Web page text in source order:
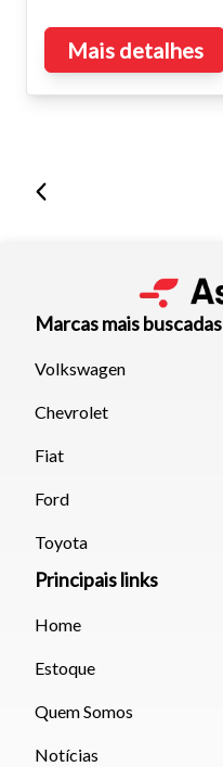
Mais detalhes
Marcas mais buscadas
Volkswagen
Chevrolet
Fiat
Ford
Toyota
Principais links
Home
Estoque
Quem Somos
Notícias